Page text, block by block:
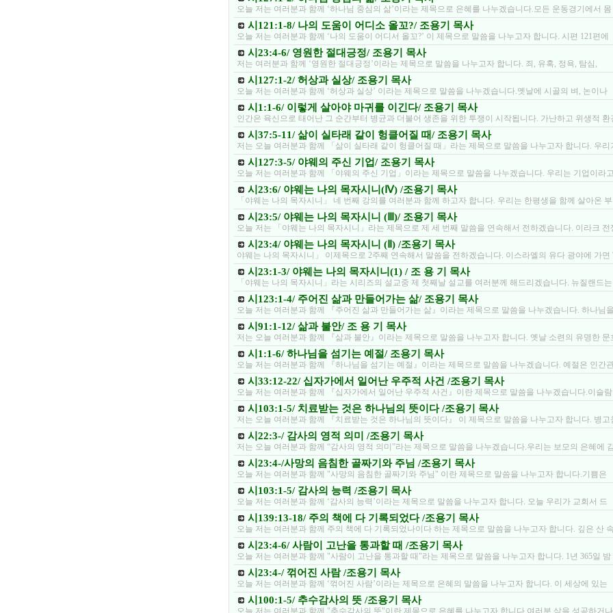
오늘 저는 여러분과 함께 ‘하나님 중심의 삶’이라는 제목으로 은혜를 나누겠습니다.모든 운동경기에서 몸
시121:1-8/ 나의 도움이 어디소 올꼬?/ 조용기 목사
오늘 저는 여러분과 함께 ‘나의 도움이 어디서 올꼬?’ 이 제목으로 말씀을 나누고자 합니다. 시편 121편에
시23:4-6/ 영원한 절대긍정/ 조용기 목사
저는 여러분과 함께 ‘영원한 절대긍정’이라는 제목으로 말씀을 나누고자 합니다. 죄, 유혹, 정욕, 탐심,
시127:1-2/ 허상과 실상/ 조용기 목사
오늘 저는 여러분과 함께 ‘허상과 실상’ 이라는 제목으로 말씀을 나누겠습니다.옛날에 시골의 벼, 논이나
시1:1-6/ 이렇게 살아야 마귀를 이긴다/ 조용기 목사
인간은 육신으로 태어난 그 순간부터 병균과 더불어 생존을 위한 투쟁이 시작됩니다. 가난하고 위생적 환
시37:5-11/ 삶이 실타래 같이 헝클어질 때/ 조용기 목사
저는 오늘 여러분과 함께 「삶이 실타래 같이 헝클어질 때」라는 제목으로 말씀을 나누고자 합니다. 우리
시127:3-5/ 야웨의 주신 기업/ 조용기 목사
오늘 저는 여러분과 함께 「야웨의 주신 기업」이라는 제목으로 말씀을 나누겠습니다. 우리는 기업이라
시23:6/ 야웨는 나의 목자시니(Ⅳ) /조용기 목사
「야웨는 나의 목자시니」 네 번째 강의를 여러분과 함께 하고자 합니다. 우리는 한평생을 함께 살아온
시23:5/ 야웨는 나의 목자시니 (Ⅲ)/ 조용기 목사
오늘 저는 「야웨는 나의 목자시니」라는 제목으로 제 세 번째 말씀을 연속해서 전하겠습니다. 이라크 전
시23:4/ 야웨는 나의 목자시니 (Ⅱ) /조용기 목사
야웨는 나의 목자시니」 이제목으로 2주째 연속해서 말씀을 전하겠습니다. 이스라엘의 유다 광야에 가면 '
시23:1-3/ 야웨는 나의 목자시니(1) / 조 용 기 목사
「야웨는 나의 목자시니」라는 시리즈의 설교중 제 첫째날 설교를 여러분께 해드리겠습니다. 뉴질랜드
시123:1-4/ 주어진 삶과 만들어가는 삶/ 조용기 목사
오늘 저는 여러분과 함께 『주어진 삶과 만들어가는 삶』이라는 제목으로 말씀을 나누겠습니다. 하나님
시91:1-12/ 삶과 불안/ 조 용 기 목사
저는 오늘 여러분과 함께 『삶과 불안』이라는 제목으로 말씀을 나누고자 합니다. 옛날 소련의 유명한 문
시1:1-6/ 하나님을 섬기는 예절/ 조용기 목사
오늘 저는 여러분과 함께 『하나님을 섬기는 예절』이라는 제목으로 말씀을 나누겠습니다. 예절은 인간
시33:12-22/ 십자가에서 일어난 우주적 사건 /조용기 목사
오늘 저는 여러분과 함께 『십자가에서 일어난 우주적 사건』이란 제목으로 말씀을 나누겠습니다.이슬람
시103:1-5/ 치료받는 것은 하나님의 뜻이다 /조용기 목사
저는 오늘 여러분과 함께 『치료받는 것은 하나님의 뜻이다』 이 제목으로 말씀을 나누고자 합니다. 병고
시22:3-/ 감사의 영적 의미 /조용기 목사
저는 오늘 여러분과 함께 “감사의 영적 의미”라는 제목으로 말씀을 나누겠습니다.우리는 보모의 은혜에
시23:4-/사망의 음침한 골짜기와 주님 /조용기 목사
오늘 저는 여러분과 함께 "사망의 음침한 골짜기와 주님" 이란 제목으로 말씀을 나누고자 합니다.기쁨은
시103:1-5/ 감사의 능력 /조용기 목사
오늘 저는 여러분과 함께 ‘감사의 능력’이라는 제목으로 말씀을 나누고자 합니다. 오늘 우리가 교회서 드
시139:13-18/ 주의 책에 다 기록되었다 /조용기 목사
오늘 저는 여러분과 함께 주의 책에 다 기록되었나이다 하는 제목으로 말씀을 나누고자 합니다. 깊은 산 속
시23:4-6/ 사람이 고난을 통과할 때 /조용기 목사
오늘 저는 여러분과 함께 "사람이 고난을 통과할 때"라는 제목으로 말씀을 나누고자 합니다. 1년 365일 밤
시23:4-/ 꺾어진 사람 /조용기 목사
오늘 저는 여러분과 함께 ‘꺾어진 사람’이라는 제목으로 은혜의 말씀을 나누고자 합니다. 이 세상에 있는
시100:1-5/ 추수감사의 뜻 /조용기 목사
오늘 저는 여러분과 함께 "추수감사의 뜻"이란 제목으로 은혜를 나누고자 합니다.여러분 삶을 성공하거나